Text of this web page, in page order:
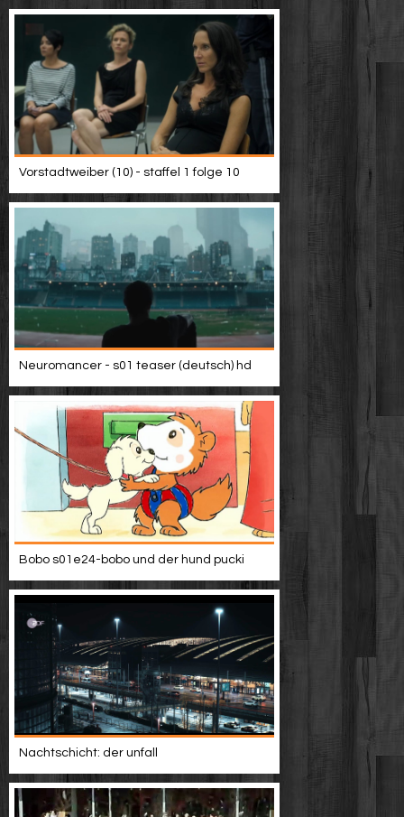
Vorstadtweiber (10) - staffel 1 folge 10
Neuromancer - s01 teaser (deutsch) hd
Bobo s01e24-bobo und der hund pucki
Nachtschicht: der unfall